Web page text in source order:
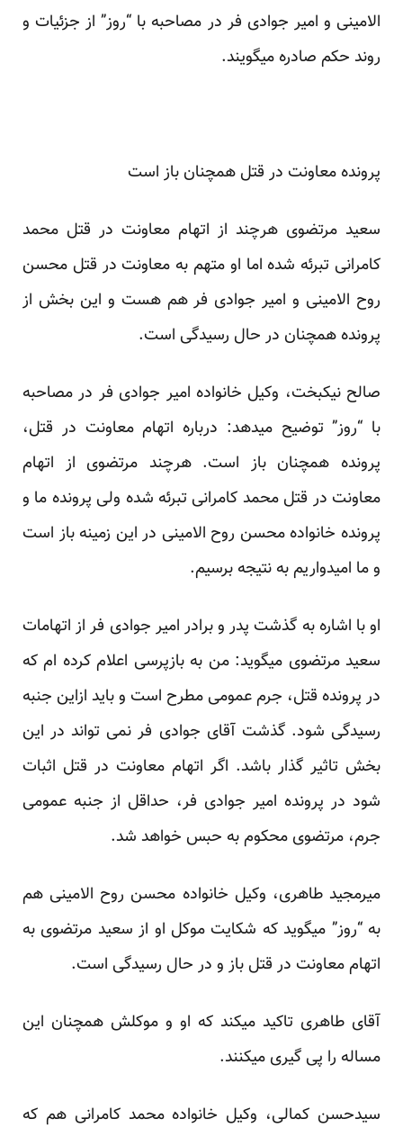
الامینی و امیر جوادی فر در مصاحبه با “روز” از جزئیات و
روند حکم صادره میگویند.
پرونده معاونت در قتل همچنان باز است
سعید مرتضوی هرچند از اتهام معاونت در قتل محمد
کامرانی تبرئه شده اما او متهم به معاونت در قتل محسن
روح الامینی و امیر جوادی فر هم هست و این بخش از
پرونده همچنان در حال رسیدگی است.
صالح نیکبخت، وکیل خانواده امیر جوادی فر در مصاحبه
با “روز” توضیح میدهد: درباره اتهام معاونت در قتل،
پرونده همچنان باز است. هرچند مرتضوی از اتهام
معاونت در قتل محمد کامرانی تبرئه شده ولی پرونده ما و
پرونده خانواده محسن روح الامینی در این زمینه باز است
و ما امیدواریم به نتیجه برسیم.
او با اشاره به گذشت پدر و برادر امیر جوادی فر از اتهامات
سعید مرتضوی میگوید: من به بازپرسی اعلام کرده ام که
در پرونده قتل، جرم عمومی مطرح است و باید ازاین جنبه
رسیدگی شود. گذشت آقای جوادی فر نمی تواند در این
بخش تاثیر گذار باشد. اگر اتهام معاونت در قتل اثبات
شود در پرونده امیر جوادی فر، حداقل از جنبه عمومی
جرم، مرتضوی محکوم به حبس خواهد شد.
میرمجید طاهری، وکیل خانواده محسن روح الامینی هم
به “روز” میگوید که شکایت موکل او از سعید مرتضوی به
اتهام معاونت در قتل باز و در حال رسیدگی است.
آقای طاهری تاکید میکند که او و موکلش همچنان این
مساله را پی گیری میکنند.
سیدحسن کمالی، وکیل خانواده محمد کامرانی هم که